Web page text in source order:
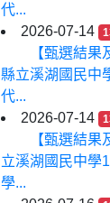
代...
2026-07-14
【甄選結
縣立溪湖國民中
代...
2026-07-14
【甄選結
立溪湖國民中學
學...